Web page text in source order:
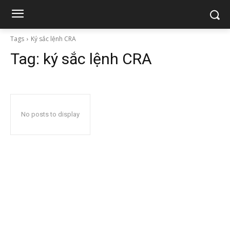
Tags Ký sắc lệnh CRA
Tag: ký sắc lệnh CRA
No posts to display